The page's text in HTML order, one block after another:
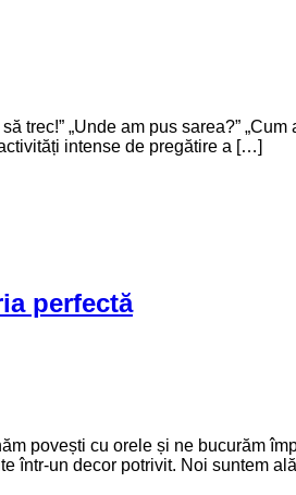
„Unde am pus sarea?”
intense de pregătire a […]
perfectă
povești cu orele și ne bucurăm
într-un decor potrivit. Noi suntem